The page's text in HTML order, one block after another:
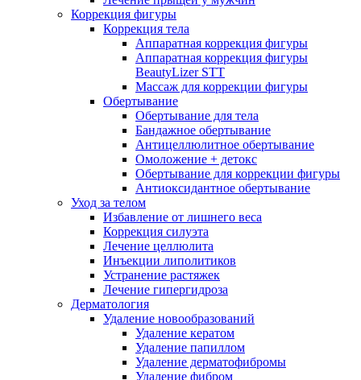
Коррекция фигуры
Коррекция тела
Аппаратная коррекция фигуры
Аппаратная коррекция фигуры
BeautyLizer STT
Массаж для коррекции фигуры
Обертывание
Обертывание для тела
Бандажное обертывание
Антицеллюлитное обертывание
Омоложение + детокс
Обертывание для коррекции фигуры
Антиоксидантное обертывание
Уход за телом
Избавление от лишнего веса
Коррекция силуэта
Лечение целлюлита
Инъекции липолитиков
Устранение растяжек
Лечение гипергидроза
Дерматология
Удаление новообразований
Удаление кератом
Удаление папиллом
Удаление дерматофибромы
Удаление фибром